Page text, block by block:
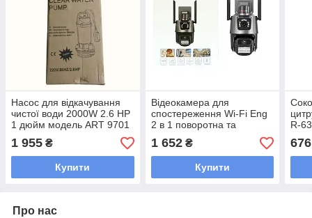
Насос для відкачування
чистої води 2000W 2.6 HP
1 дюйм модель ART 9701
для дачі та садових
потреб
1 955 ₴
Купити
Відеокамера для
спостереження Wi-Fi Eng
2 в 1 поворотна та
стаціонарна IP66 сірий
колір 3.6 Мп із функцією
мобільного сповіщення
1 652₴
Купити
R-
В
676
Про нас